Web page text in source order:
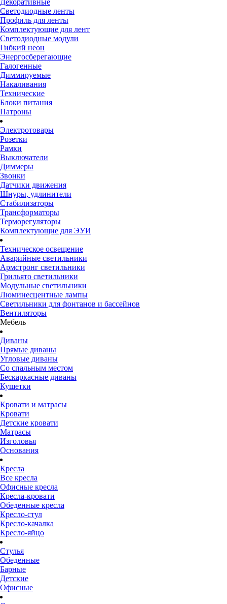
Декоративные
Светодиодные ленты
Профиль для ленты
Комплектующие для лент
Светодиодные модули
Гибкий неон
Энергосберегающие
Галогенные
Диммируемые
Накаливания
Технические
Блоки питания
Патроны
Электротовары
Розетки
Рамки
Выключатели
Диммеры
Звонки
Датчики движения
Шнуры, удлинители
Стабилизаторы
Трансформаторы
Терморегуляторы
Комплектующие для ЭУИ
Техническое освещение
Аварийные светильники
Армстронг светильники
Грильято светильники
Модульные светильники
Люминесцентные лампы
Светильники для фонтанов и бассейнов
Вентиляторы
Мебель
Диваны
Прямые диваны
Угловые диваны
Со спальным местом
Бескаркасные диваны
Кушетки
Кровати и матрасы
Кровати
Детские кровати
Матрасы
Изголовья
Основания
Кресла
Все кресла
Офисные кресла
Кресла-кровати
Обеденные кресла
Кресло-стул
Кресло-качалка
Кресло-яйцо
Стулья
Обеденные
Барные
Детские
Офисные